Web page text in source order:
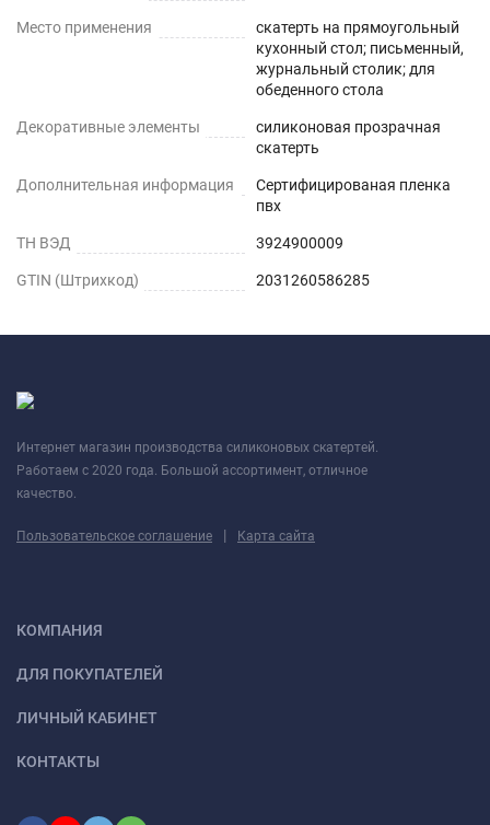
Место применения
скатерть на прямоугольный
кухонный стол; письменный,
журнальный столик; для
обеденного стола
Декоративные элементы
силиконовая прозрачная
скатерть
Дополнительная информация
Сертифицированая пленка
пвх
ТН ВЭД 3924900009
GTIN (Штрихкод) 2031260586285
Интернет магазин производства силиконовых скатертей.
Работаем с 2020 года. Большой ассортимент, отличное
качество.
Пользовательское соглашение | Карта сайта
КОМПАНИЯ
ДЛЯ ПОКУПАТЕЛЕЙ
ЛИЧНЫЙ КАБИНЕТ
КОНТАКТЫ